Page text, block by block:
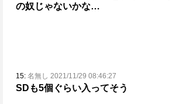
の奴じゃないかな…
15: 名無し 2021/11/29 08:46:27
SDも5個ぐらい入ってそう